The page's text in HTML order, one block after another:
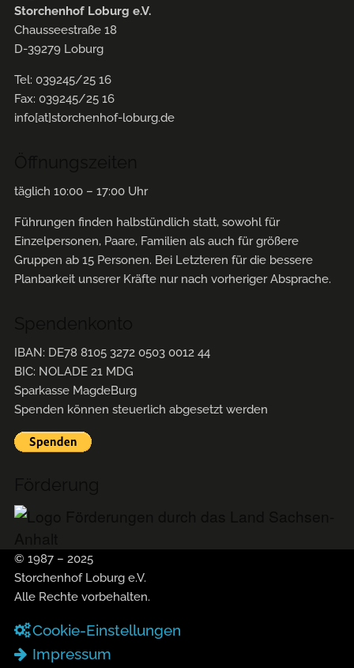
Storchenhof Loburg e.V.
Chausseestraße 18
D-39279 Loburg
Tel: 039245/25 16
Fax: 039245/25 16
info[at]storchenhof-loburg.de
täglich 10:00 – 17:00 Uhr
Führungen finden halbstündlich statt, sowohl für
Einzelpersonen, Paare, Familien als auch für größere
Gruppen ab 15 Personen. Bei Letzteren für die bessere
Planbarkeit unserer Kräfte nur nach vorheriger Absprache.
IBAN: DE78 8105 3272 0503 0012 44
BIC: NOLADE 21 MDG
Sparkasse MagdeBurg
Spenden können steuerlich abgesetzt werden
© 1987 – 2025
Storchenhof Loburg e.V.
Alle Rechte vorbehalten.
Cookie-Einstellungen
Navigation überspringen
Impressum